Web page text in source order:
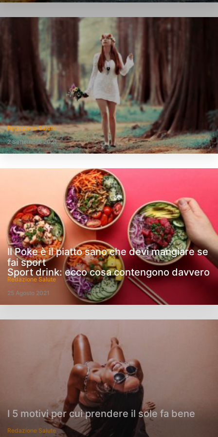
Redazione Salute
2 Settembre 2021
Il Poke è il piatto sano che devi mangiare se
fai sport
Redazione Salute
25 Agosto 2021
I 5 motivi per cui prendere il sole fa bene
Redazione Salute
Sport drink: ecco cosa contengono davvero